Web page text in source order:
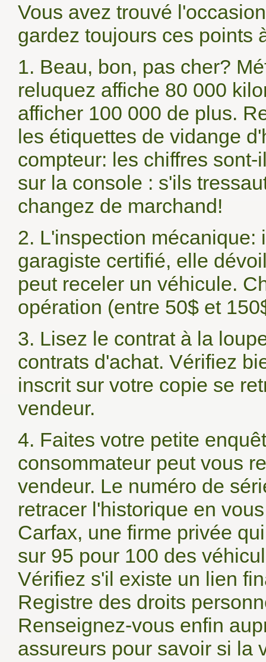
Vous avez trouvé
gardez toujours ces points
1. Beau, bon, pas cher?
reluquez affiche 80 000
afficher 100 000 de plus.
les étiquettes de vidange
compteur: les chiffres
sur la console : s'ils
changez de marchand!
2. L'inspection mécanique:
garagiste certifié, elle
peut receler un véhicule.
opération (entre 50$ et
3. Lisez le contrat à la
contrats d'achat. Vérifiez
inscrit sur votre copie se
vendeur.
4. Faites votre petite
consommateur peut vous
vendeur. Le numéro de
retracer l'historique en
Carfax, une firme privée
sur 95 pour 100 des
Vérifiez s'il existe un lien
Registre des droits
Renseignez-vous enfin
assureurs pour savoir si la